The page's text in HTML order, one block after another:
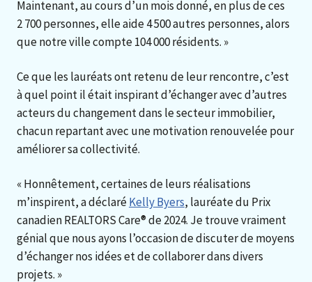
Maintenant, au cours d’un mois donné, en plus de ces
2 700 personnes, elle aide 4 500 autres personnes, alors
que notre ville compte 104 000 résidents. »
Ce que les lauréats ont retenu de leur rencontre, c’est
à quel point il était inspirant d’échanger avec d’autres
acteurs du changement dans le secteur immobilier,
chacun repartant avec une motivation renouvelée pour
améliorer sa collectivité.
« Honnêtement, certaines de leurs réalisations
m’inspirent, a déclaréKelly Byers, lauréate du Prix
canadien REALTORS Care® de 2024. Je trouve vraiment
génial que nous ayons l’occasion de discuter de moyens
d’échanger nos idées et de collaborer dans divers
projets. »